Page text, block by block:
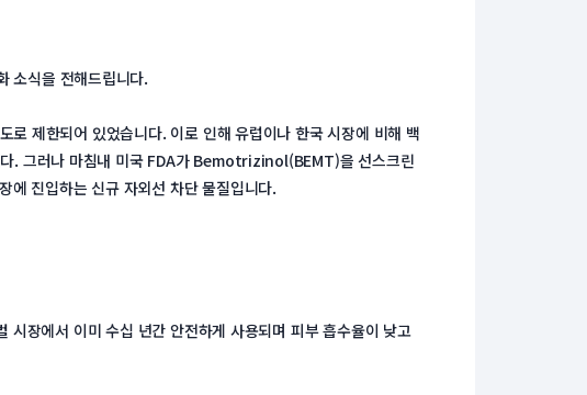
소식을 전해드립니다.
제한되어 있었습니다. 이로 인해 유럽이나 한국 시장에 비해 백
. 그러나 마침내 미국 FDA가 Bemotrizinol(BEMT)을 선스크린
에 진입하는 신규 자외선 차단 물질입니다.
장에서 이미 수십 년간 안전하게 사용되며 피부 흡수율이 낮고